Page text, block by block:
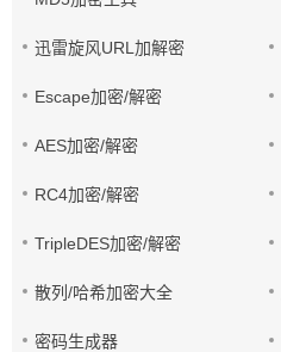
迅雷旋风URL加解密
Escape加密/解密
AES加密/解密
RC4加密/解密
TripleDES加密/解密
散列/哈希加密大全
密码生成器